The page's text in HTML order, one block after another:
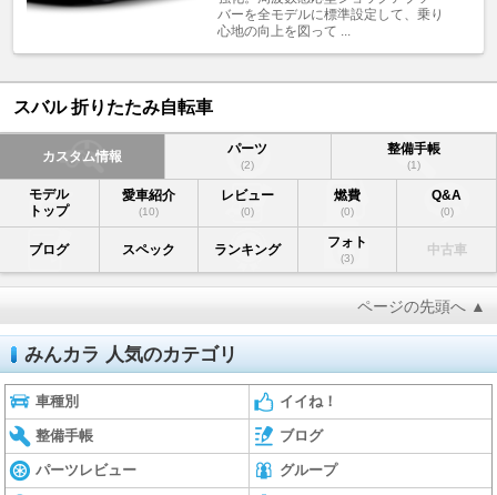
バーを全モデルに標準設定して、乗り
心地の向上を図って ...
スバル 折りたたみ自転車
カスタム情報 パーツ
(2)
整備手帳
(1)
モデル
トップ
愛車紹介
(10)
レビュー
(0)
燃費
(0)
Q&A
(0)
ブログ スペック ランキング フォト
(3)
中古車
ページの先頭へ ▲
みんカラ 人気のカテゴリ
車種別 イイね！
整備手帳 ブログ
パーツレビュー グループ